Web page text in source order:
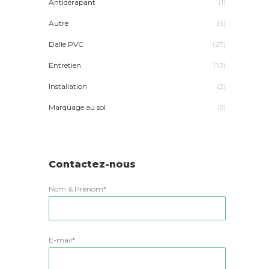
Antidérapant (1)
Autre (6)
Dalle PVC (27)
Entretien (10)
Installation (2)
Marquage au sol (5)
Contactez-nous
Nom & Prénom*
E-mail*